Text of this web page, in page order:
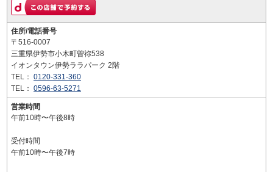
住所/電話番号
〒516-0007
三重県伊勢市小木町曽祢538
イオンタウン伊勢ララパーク 2階
TEL： 0120-331-360
TEL： 0596-63-5271
営業時間
午前10時〜午後8時
受付時間
午前10時〜午後7時